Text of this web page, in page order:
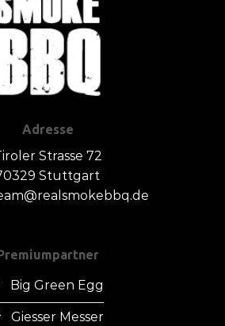
Adresse
Strasse 72
Stuttgart
Premiumpartner
Big Green Egg
Giesser Messer